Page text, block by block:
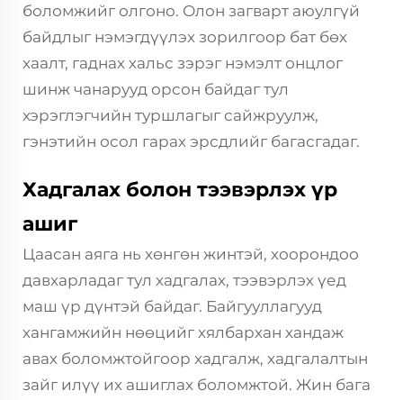
боломжийг олгоно. Олон загварт аюулгүй
байдлыг нэмэгдүүлэх зорилгоор бат бөх
хаалт, гаднах хальс зэрэг нэмэлт онцлог
шинж чанарууд орсон байдаг тул
хэрэглэгчийн туршлагыг сайжруулж,
гэнэтийн осол гарах эрсдлийг багасгадаг.
Хадгалах болон тээвэрлэх үр
ашиг
Цаасан аяга нь хөнгөн жинтэй, хоорондоо
давхарладаг тул хадгалах, тээвэрлэх үед
маш үр дүнтэй байдаг. Байгууллагууд
хангамжийн нөөцийг хялбархан хандаж
авах боломжтойгоор хадгалж, хадгалалтын
зайг илүү их ашиглах боломжтой. Жин бага